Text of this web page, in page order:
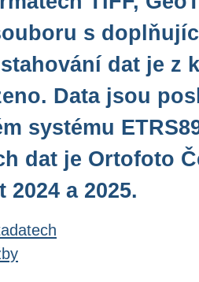
s
dat je z
Data jsou
systému
dat je Ortofoto
a 2025.